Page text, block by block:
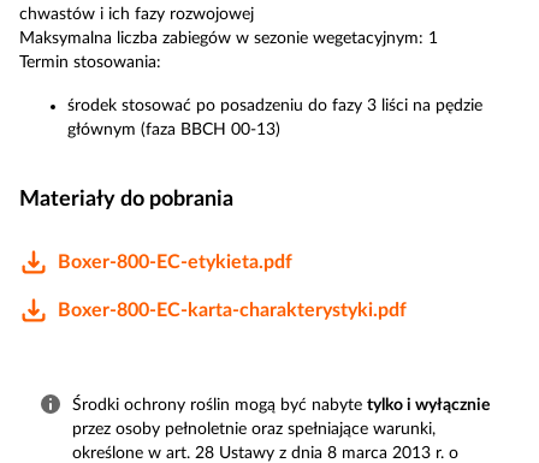
chwastów i ich fazy rozwojowej
Maksymalna liczba zabiegów w sezonie wegetacyjnym: 1
Termin stosowania:
środek stosować po posadzeniu do fazy 3 liści na pędzie
głównym (faza BBCH 00-13)
Materiały do pobrania
Boxer-800-EC-etykieta.pdf
Boxer-800-EC-karta-charakterystyki.pdf
Środki ochrony roślin mogą być nabyte tylko i wyłącznie
przez osoby pełnoletnie oraz spełniające warunki,
określone w art. 28 Ustawy z dnia 8 marca 2013 r. o